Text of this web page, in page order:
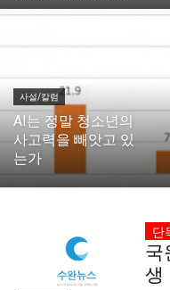
충청지역
세종지역
ENG
커뮤니티
서비스 & 앱
충청지역 세종지역
ENG
커뮤니티
서비스 & 앱
사설/칼럼
AI는 정말 청소년의
사고력을 빼앗고 있
는가
국
생